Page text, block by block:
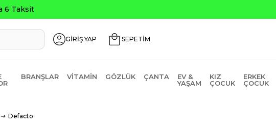
Ürünlerde ₺2000 Üzeri ₺200 İndirim Kodu: AGUSTOS200
GİRİŞ YAP SEPETİM
BRANŞLAR VITAMIN GÖZLÜK ÇANTA
EV &
YAŞAM
KIZ
ÇOCUK
ERKEK
ÇOCUK
Defacto